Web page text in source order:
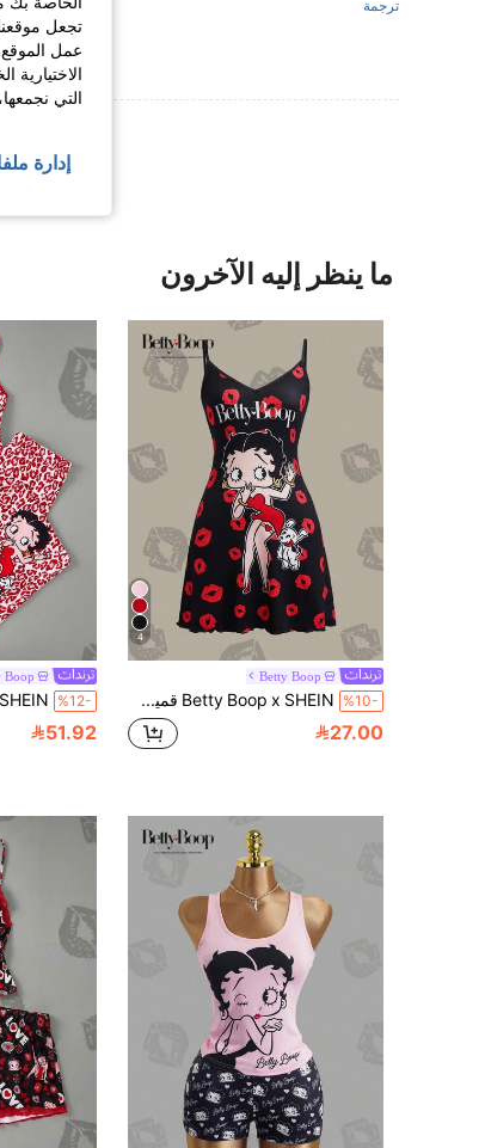
ترجمة
ما ينظر إليه الآخرون
4
Betty Boop
%10- Betty Boop x SHEIN قميص نوم بدون أكمام مطبوع بحرف وشفاه للنساء
27.00
Boop
%12-
51.92
تجعل
عمل
التي
إدارة